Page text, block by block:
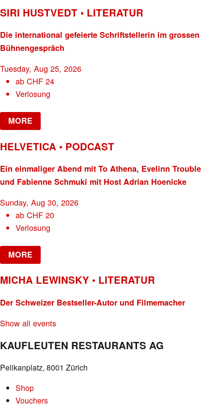
SIRI HUSTVEDT • LITERATUR
Die international gefeierte Schriftstellerin im grossen
Bühnengespräch
Tuesday, Aug 25, 2026
abCHF 24
Verlosung
MORE
HELVETICA • PODCAST
Ein einmaliger Abend mit To Athena, Evelinn Trouble
und Fabienne Schmuki mit Host Adrian Hoenicke
Sunday, Aug 30, 2026
abCHF 20
Verlosung
MORE
MICHA LEWINSKY • LITERATUR
Der Schweizer Bestseller-Autor und Filmemacher
Show all events
KAUFLEUTEN RESTAURANTS AG
Pelikanplatz, 8001 Zürich
Shop
Vouchers